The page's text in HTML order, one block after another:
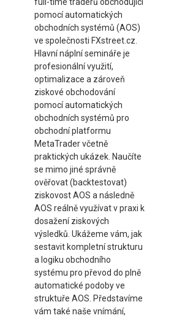
full-time traderů obchodující
pomocí automatických
obchodních systémů (AOS)
ve společnosti FXstreet.cz.
Hlavní náplní semináře je
profesionální využití,
optimalizace a zároveň
ziskové obchodování
pomocí automatických
obchodních systémů pro
obchodní platformu
MetaTrader včetně
praktických ukázek. Naučíte
se mimo jiné správně
ověřovat (backtestovat)
ziskovost AOS a následně
AOS reálně využívat v praxi k
dosažení ziskových
výsledků. Ukážeme vám, jak
sestavit kompletní strukturu
a logiku obchodního
systému pro převod do plně
automatické podoby ve
struktuře AOS. Představíme
vám také naše vnímání,